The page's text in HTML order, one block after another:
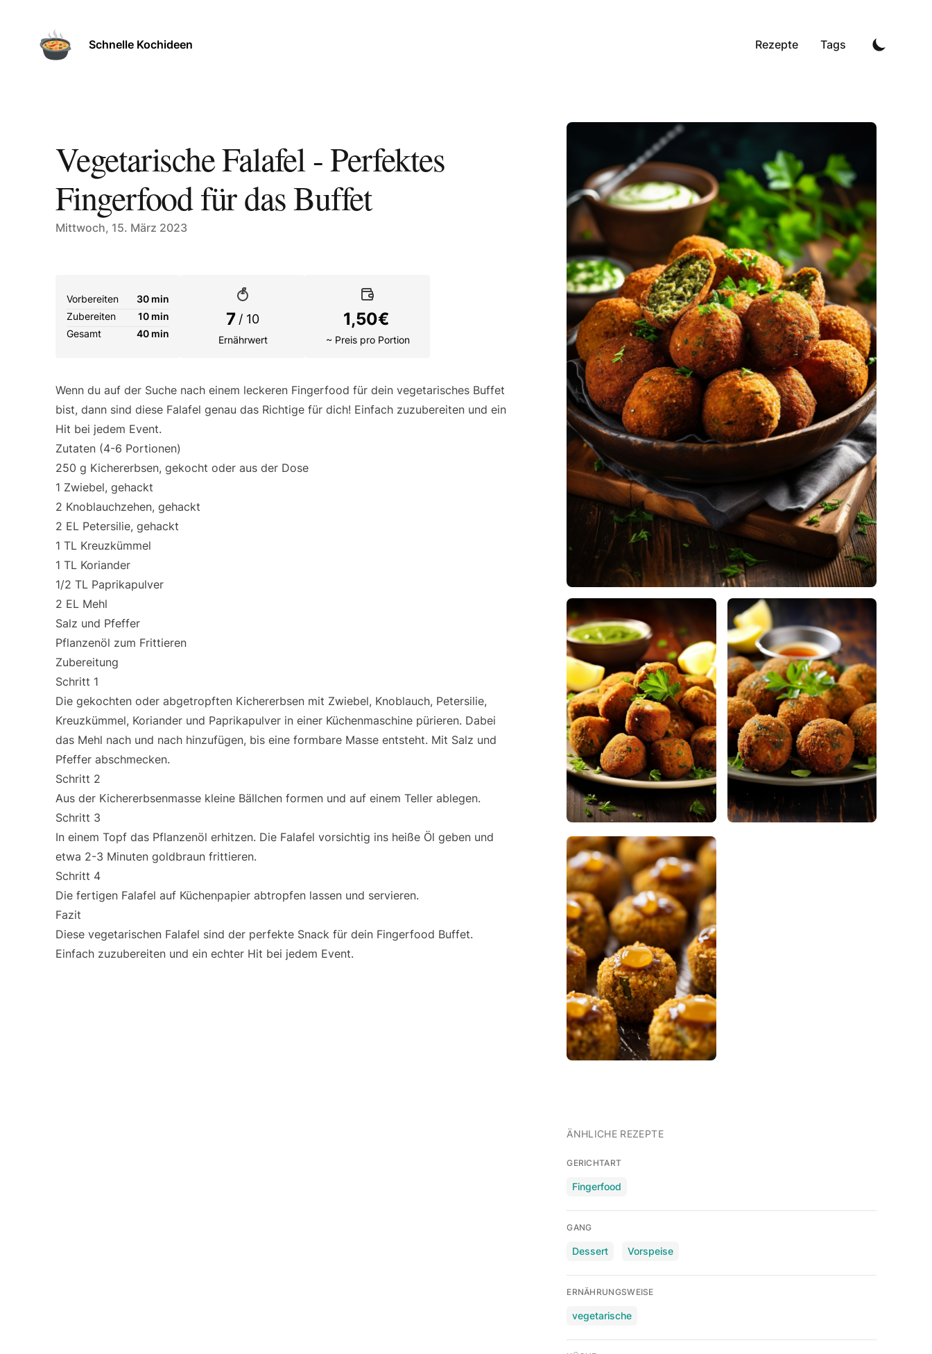
Schnelle Kochideen Rezepte Tags
Vegetarische Falafel - Perfektes
Fingerfood für das Buffet
Published on
Mittwoch, 15. März 2023
Vegetarische Falafel - Perfektes Fingerfood für das Buffet
Vorbereiten
30 min
Zubereiten
10 min
Gesamt
40 min
7 / 10
Ernährwert
1,50€
~ Preis pro Portion
Wenn du auf der Suche nach einem leckeren Fingerfood für dein vegetarisches Buffet
bist, dann sind diese Falafel genau das Richtige für dich! Einfach zuzubereiten und ein
Hit bei jedem Event.
Zutaten (4-6 Portionen)
250 g Kichererbsen, gekocht oder aus der Dose
1 Zwiebel, gehackt
2 Knoblauchzehen, gehackt
2 EL Petersilie, gehackt
1 TL Kreuzkümmel
1 TL Koriander
1/2 TL Paprikapulver
2 EL Mehl
Salz und Pfeffer
Pflanzenöl zum Frittieren
Zubereitung
Schritt 1
Die gekochten oder abgetropften Kichererbsen mit Zwiebel, Knoblauch, Petersilie,
Kreuzkümmel, Koriander und Paprikapulver in einer Küchenmaschine pürieren. Dabei
das Mehl nach und nach hinzufügen, bis eine formbare Masse entsteht. Mit Salz und
Pfeffer abschmecken.
Schritt 2
Aus der Kichererbsenmasse kleine Bällchen formen und auf einem Teller ablegen.
Schritt 3
In einem Topf das Pflanzenöl erhitzen. Die Falafel vorsichtig ins heiße Öl geben und
etwa 2-3 Minuten goldbraun frittieren.
Schritt 4
Die fertigen Falafel auf Küchenpapier abtropfen lassen und servieren.
Fazit
Diese vegetarischen Falafel sind der perfekte Snack für dein Fingerfood Buffet.
Einfach zuzubereiten und ein echter Hit bei jedem Event.
ÄNHLICHE REZEPTE
GERICHTART
Fingerfood
GANG
Dessert Vorspeise
ERNÄHRUNGSWEISE
vegetarische